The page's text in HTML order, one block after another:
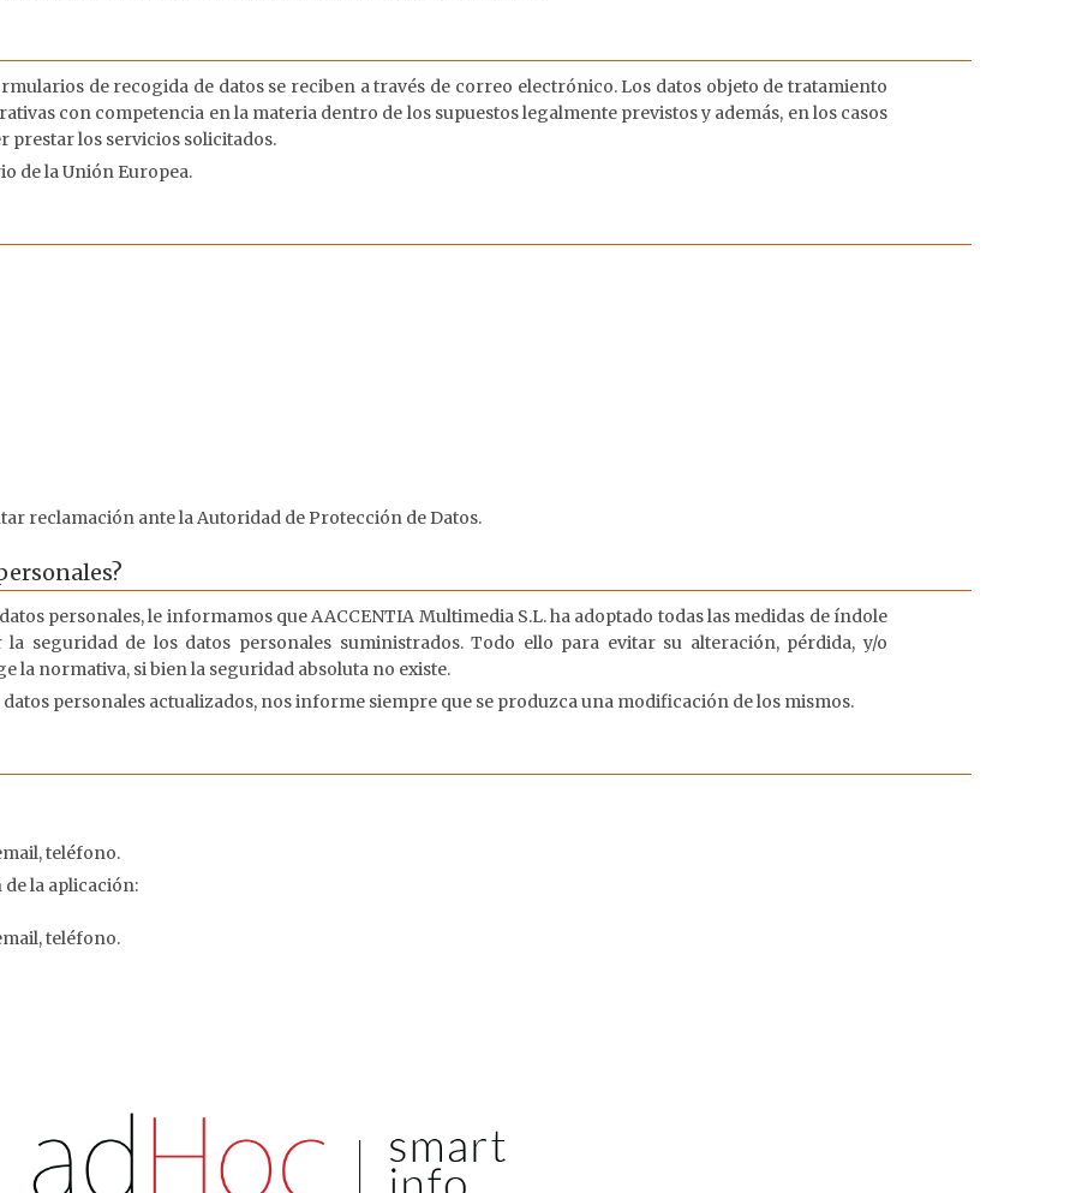
de recogida de datos se reciben a través de correo electrónico. Los datos objeto de tratamiento
con competencia en la materia dentro de los supuestos legalmente previstos y además, en los casos
prestar los servicios solicitados.
de la Unión Europea.
reclamación ante la Autoridad de Protección de Datos.
personales, le informamos que AACCENTIA Multimedia S.L. ha adoptado todas las medidas de índole
seguridad de los datos personales suministrados. Todo ello para evitar su alteración, pérdida, y/o
la normativa, si bien la seguridad absoluta no existe.
personales actualizados, nos informe siempre que se produzca una modificación de los mismos.
teléfono.
la aplicación:
teléfono.